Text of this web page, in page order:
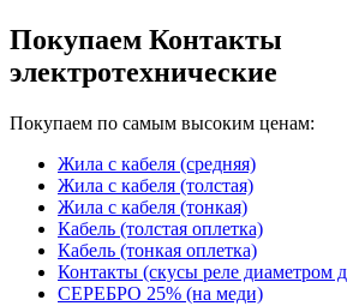
Покупаем Контакты
электротехнические
Покупаем по самым высоким ценам:
Жила с кабеля (средняя)
Жила с кабеля (толстая)
Жила с кабеля (тонкая)
Кабель (толстая оплетка)
Кабель (тонкая оплетка)
Контакты (скусы реле
СЕРЕБРО 25% (на меди)